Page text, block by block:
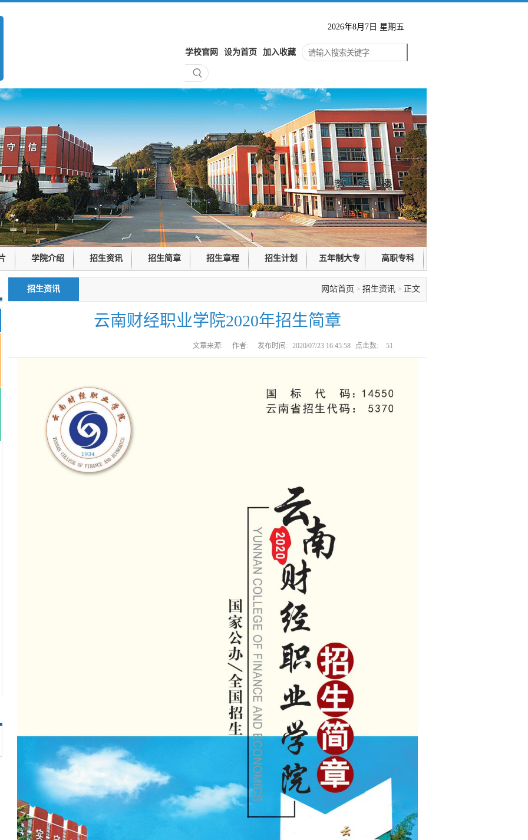
2026年8月7日 星期五
学校官网 设为首页 加入收藏
学院介绍 招生资讯 招生简章 招生章程 招生计划 五年制大专 高职专科
网站首页 > 招生资讯 > 正文
招生资讯
云南财经职业学院2020年招生简章
文章来源: 作者: 发布时间: 2020/07/23 16:45:58 点击数: 51